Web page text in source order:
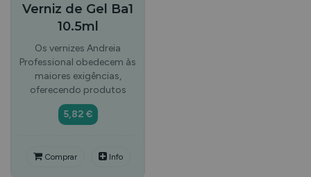
Verniz de Gel Ba1
10.5ml
Os vernizes Andreia
Professional obedecem às
maiores exigências,
oferecendo produtos
5,82 €
Comprar Info